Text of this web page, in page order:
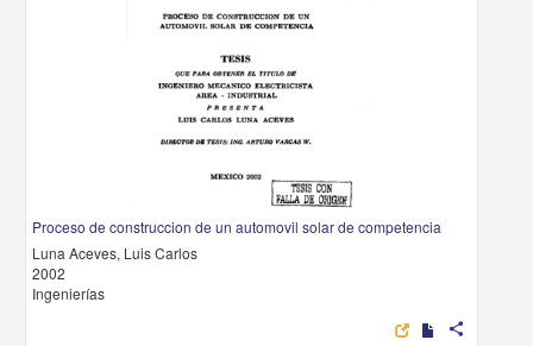
Proceso de construccion de un automovil solar de competencia
Luna Aceves, Luis Carlos
2002
Ingenierías
share